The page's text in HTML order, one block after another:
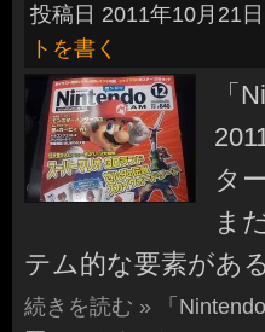
投稿日 2011年10月21
トを書く
「
タ
ま
テム的な要素があ
続きを読む »
「